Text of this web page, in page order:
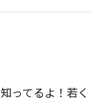
ってるよ！若